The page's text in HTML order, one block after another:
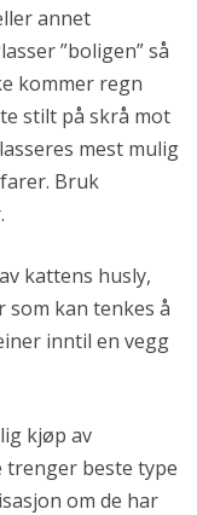
annet
”boligen” så
kommer regn
stilt på skrå mot
mest mulig
Bruk
kattens husly,
kan tenkes å
inntil en vegg
kjøp av
trenger beste type
om de har